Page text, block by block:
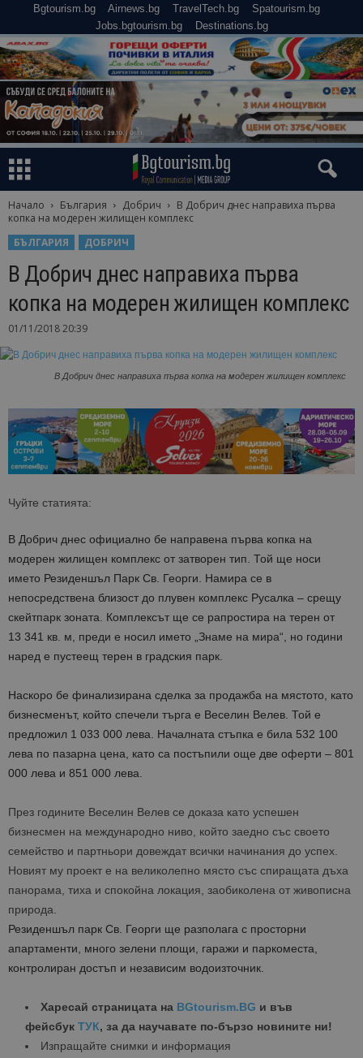
Bgtourism.bg Airnews.bg TravelTech.bg
Spatourism.bg
Jobs.bgtourism.bg
Destinations.bg
Начало България Добрич
В Добрич днес направиха първа
копка на модерен жилищен комплекс
БЪЛГАРИЯ
ДОБРИЧ
В Добрич днес направиха първа
копка на модерен жилищен комплекс
01/11/2018 20:39
В Добрич днес направиха първа копка на модерен жилищен комплекс
Чуйте статията:
В Добрич днес официално бе направена първа копка на
модерен жилищен комплекс от затворен тип. Той ще носи
името Резиденшъл Парк Св. Георги. Намира се в
непосредствена близост до плувен комплекс Русалка – срещу
скейтпарк зоната. Комплексът ще се рапростира на терен от
13 341 кв. м, преди е носил името „Знаме на мира“, но години
наред е пустеещ терен в градския парк.
Наскоро бе финализирана сделка за продажба на мястото, като
бизнесменът, който спечели търга е Веселин Велев. Той е
предложил 1 033 000 лева. Началната стъпка е била 532 100
лева по пазарна цена, като са постъпили още две оферти – 801
000 лева и 851 000 лева.
През годините Веселин Велев се доказа като успешен
бизнесмен на международно ниво, който заедно със своето
семейство и партньори довеждат всички начинания до успех.
Новият му проект е на великолепно място със спиращата дъха
панорама, тиха и спокойна локация, заобиколена от живописна
природа.
Резиденшъл парк Св. Георги ще разполага с просторни
апартаменти, много зелени площи, гаражи и паркоместа,
контролиран достъп и независим водоизточник.
Харесай страницата на BGtourism.BG и във
фейсбук ТУК, за да научавате по-бързо новините ни!
Изпращайте снимки и информация